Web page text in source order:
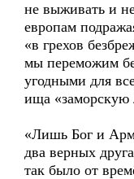
не выживать и
европам
«в грехов
мы переможим
угодными для
ища
«Лишь Бог и
два верных
так было от